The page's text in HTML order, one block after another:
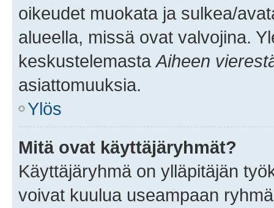
oikeudet muokata ja sulkea/
alueella, missä ovat valvojina.
keskustelemasta Aiheen
asiattomuuksia.
Ylös
Mitä ovat käyttäjäryhmät?
Käyttäjäryhmä on ylläpitäjän
voivat kuulua useampaan